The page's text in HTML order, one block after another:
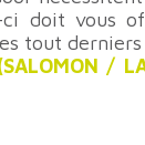
ci doit vous
tout
/